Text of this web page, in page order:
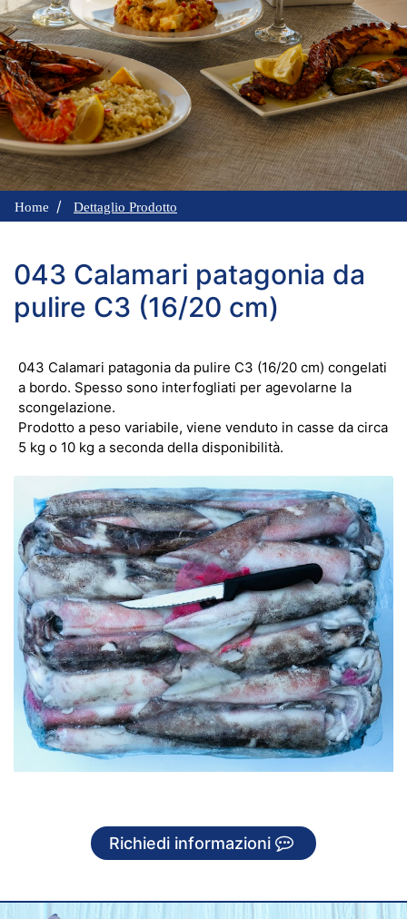
Home Dettaglio Prodotto
043 Calamari patagonia da
pulire C3 (16/20 cm)
043 Calamari patagonia da pulire C3 (16/20 cm) congelati
a bordo. Spesso sono interfogliati per agevolarne la
scongelazione.
Prodotto a peso variabile, viene venduto in casse da circa
5 kg o 10 kg a seconda della disponibilità.
Richiedi informazioni